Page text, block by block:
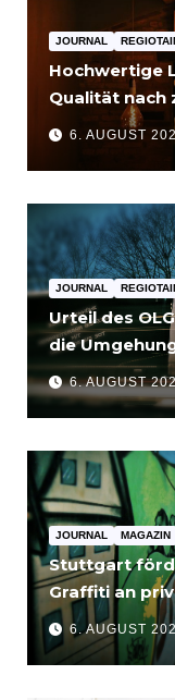
JOURNAL
Hochwertige
Qualität nach
6. AUGUST
JOURNAL
Urteil des
die
für
6. AUGUST
JOURNAL MAGAZIN
Stuttgart
Graffiti an
bis 3.500 Euro
6. AUGUST